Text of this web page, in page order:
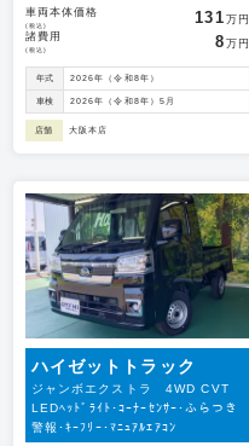
車両本体価格
(税込) 131 万円
諸費用
(税込) 8 万円
年式 2026年（令和8年）
車検 2026年（令和8年）5月
店舗 大阪本店
ハイゼットトラック
ジャンボエクストラ 4WD CVT
LEDﾍｯﾄﾞﾗｲﾄ･ｺｰﾅｰｾﾝｻｰ･ふらつき
警報･ｷｰﾌﾘｰ･ﾏﾆｭｱﾙｴｱｺﾝ